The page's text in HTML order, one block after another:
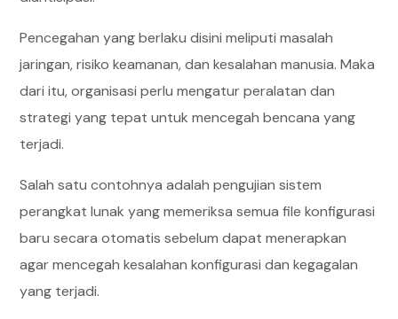
Pencegahan yang berlaku disini meliputi masalah
jaringan, risiko keamanan, dan kesalahan manusia. Maka
dari itu, organisasi perlu mengatur peralatan dan
strategi yang tepat untuk mencegah bencana yang
terjadi.
Salah satu contohnya adalah pengujian sistem
perangkat lunak yang memeriksa semua file konfigurasi
baru secara otomatis sebelum dapat menerapkan
agar mencegah kesalahan konfigurasi dan kegagalan
yang terjadi.